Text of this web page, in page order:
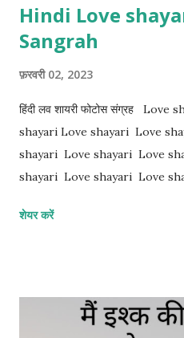
Hindi Love
Sangrah
फ़रवरी 02, 2023
हिंदी लव शायरी फोटोस संग्रह
shayari Love shayari Love
shayari Love shayari Love
shayari Love shayari Love
शेयर करें